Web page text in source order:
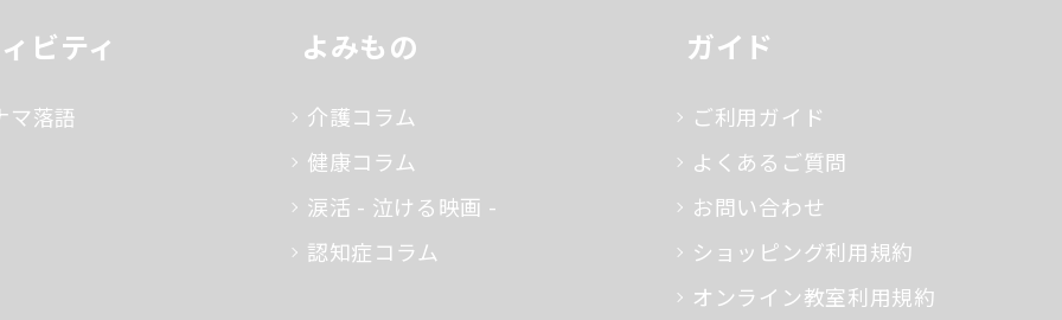
ビティ
マ落語
よみもの
介護コラム
健康コラム
涙活 - 泣ける映画 -
認知症コラム
ガイド
ご利用ガイド
よくあるご質問
お問い合わせ
ショッピング利用規約
オンライン教室利用規約